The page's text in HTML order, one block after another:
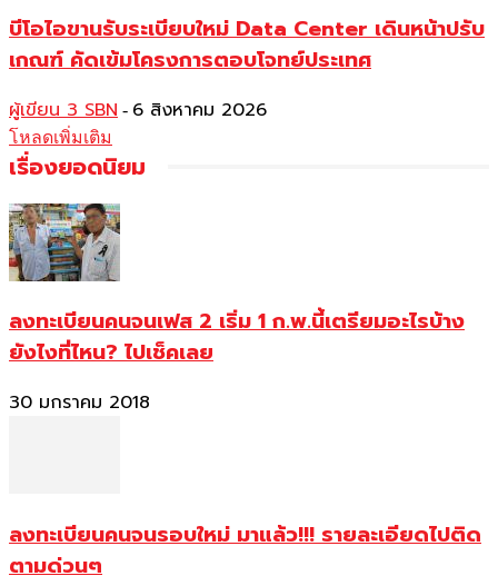
บีโอไอขานรับระเบียบใหม่ Data Center เดินหน้าปรับ
เกณฑ์ คัดเข้มโครงการตอบโจทย์ประเทศ
ผู้เขียน 3 SBN - 6 สิงหาคม 2026
โหลดเพิ่มเติม
เรื่องยอดนิยม
ลงทะเบียนคนจนเฟส 2 เริ่ม 1 ก.พ.นี้เตรียมอะไรบ้าง
ยังไงที่ไหน? ไปเช็คเลย
30 มกราคม 2018
ลงทะเบียนคนจนรอบใหม่ มาแล้ว!!! รายละเอียดไปติด
ตามด่วนๆ